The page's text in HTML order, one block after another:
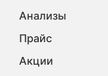
Анализы
Прайс
Акции